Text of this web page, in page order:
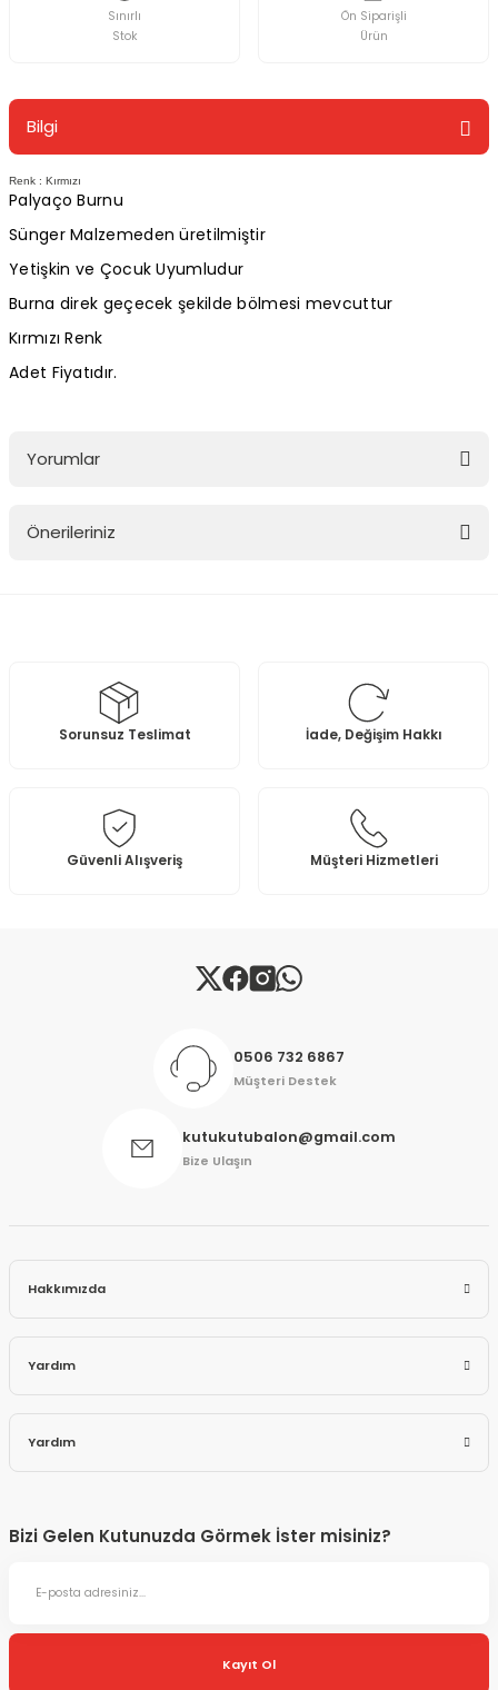
Sınırlı
Stok
Ön Siparişli
Ürün
Bilgi
Renk : Kırmızı
Palyaço Burnu
Sünger Malzemeden üretilmiştir
Yetişkin ve Çocuk Uyumludur
Burna direk geçecek şekilde bölmesi mevcuttur
Kırmızı Renk
Adet Fiyatıdır.
Yorumlar
Önerileriniz
Ürün resmi kalitesiz, bozuk veya görüntülenemiyor.
Ürün açıklamasında eksik bilgiler bulunuyor.
Bu ürüne benzer farklı alternatifler olmalı.
Gönder
Sorunsuz Teslimat İade, Değişim Hakkı
Güvenli Alışveriş Müşteri Hizmetleri
0506 732 6867
Müşteri Destek
kutukutubalon@gmail.com
Bize Ulaşın
Hakkımızda
Yardım
Yardım
Bizi Gelen Kutunuzda Görmek İster misiniz?
Kayıt Ol